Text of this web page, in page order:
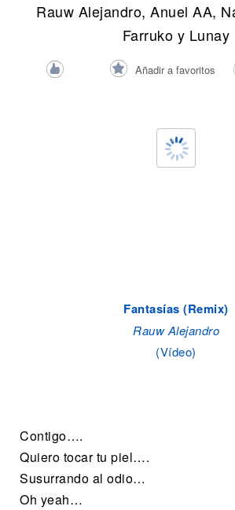
Rauw Alejandro, Anuel AA,
Farruko y Lunay
Añadir a favoritos
Fantasías (Remix)
Rauw Alejandro
(Vídeo)
Contigo….
Quiero tocar tu piel….
Susurrando al odio…
Oh yeah…